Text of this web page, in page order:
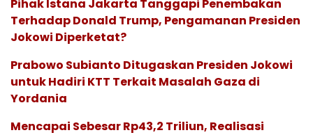
Pihak Istana Jakarta Tanggapi Penembakan
Terhadap Donald Trump, Pengamanan Presiden
Jokowi Diperketat?
Prabowo Subianto Ditugaskan Presiden Jokowi
untuk Hadiri KTT Terkait Masalah Gaza di
Yordania
Mencapai Sebesar Rp43,2 Triliun, Realisasi